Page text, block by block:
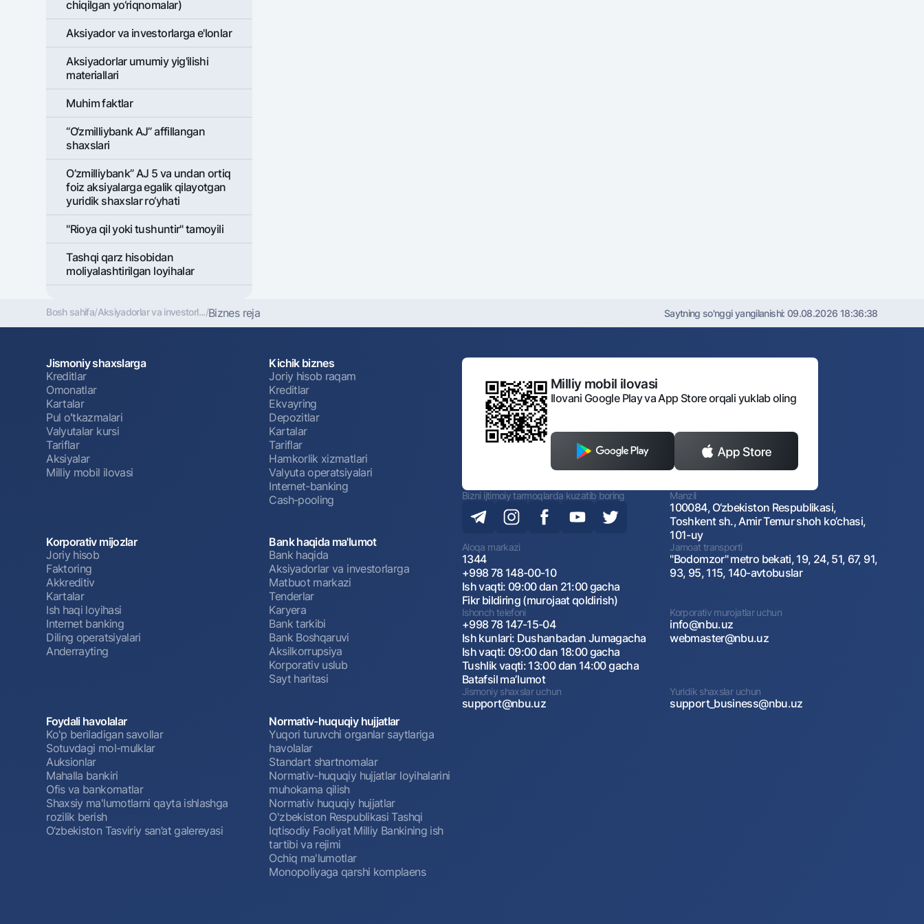
chiqilgan yo‘riqnomalar)
Aksiyador va investorlarga e'lonlar
Aksiyadorlar umumiy yig'ilishi
materiallari
Muhim faktlar
“O‘zmilliybank AJ” affillangan
shaxslari
O’zmilliybank” AJ 5 va undan ortiq
foiz aksiyalarga egalik qilayotgan
yuridik shaxslar ro‘yhati
"Rioya qil yoki tushuntir" tamoyili
Tashqi qarz hisobidan
moliyalashtirilgan loyihalar
Bosh sahifa/Aksiyadorlar va investorl.../Biznes reja Saytning so'nggi yangilanishi: 09.08.2026 18:36:38
Jismoniy shaxslarga
Kreditlar
Omonatlar
Kartalar
Pul oʻtkazmalari
Valyutalar kursi
Tariflar
Aksiyalar
Milliy mobil ilovasi
Kichik biznes
Joriy hisob raqam
Kreditlar
Ekvayring
Depozitlar
Kartalar
Tariflar
Hamkorlik xizmatlari
Valyuta operatsiyalari
Internet-banking
Cash-pooling
Korporativ mijozlar
Joriy hisob
Faktoring
Akkreditiv
Kartalar
Ish haqi loyihasi
Internet banking
Diling operatsiyalari
Anderrayting
Bank haqida ma'lumot
Bank haqida
Aksiyadorlar va investorlarga
Matbuot markazi
Tenderlar
Karyera
Bank tarkibi
Bank Boshqaruvi
Aksilkorrupsiya
Korporativ uslub
Sayt haritasi
Foydali havolalar
Ko'p beriladigan savollar
Sotuvdagi mol-mulklar
Auksionlar
Mahalla bankiri
Ofis va bankomatlar
Shaxsiy ma'lumotlarni qayta ishlashga
rozilik berish
O‘zbekiston Tasviriy san’at galereyasi
Normativ-huquqiy hujjatlar
Yuqori turuvchi organlar saytlariga
havolalar
Standart shartnomalar
Normativ-huquqiy hujjatlar loyihalarini
muhokama qilish
Normativ huquqiy hujjatlar
O'zbekiston Respublikasi Tashqi
Iqtisodiy Faoliyat Milliy Bankining ish
tartibi va rejimi
Ochiq ma'lumotlar
Monopoliyaga qarshi komplaens
Milliy mobil ilovasi
Ilovani Google Play va App Store orqali yuklab oling
Bizni ijtimoiy tarmoqlarda kuzatib boring Manzil
100084, O‘zbekiston Respublikasi,
Toshkent sh., Amir Temur shoh ko‘chasi,
101-uy
Aloqa markazi
1344
+998 78 148-00-10
Ish vaqti: 09:00 dan 21:00 gacha
Fikr bildiring (murojaat qoldirish)
Jamoat transporti
"Bodomzor" metro bekati, 19, 24, 51, 67, 91,
93, 95, 115, 140-avtobuslar
Ishonch telefoni
+998 78 147-15-04
Ish kunlari: Dushanbadan Jumagacha
Ish vaqti: 09:00 dan 18:00 gacha
Tushlik vaqti: 13:00 dan 14:00 gacha
Batafsil maʼlumot
Korporativ murojatlar uchun
info@nbu.uz
webmaster@nbu.uz
Jismoniy shaxslar uchun
support@nbu.uz
Yuridik shaxslar uchun
support_business@nbu.uz